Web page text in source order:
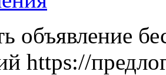
объявление
https://